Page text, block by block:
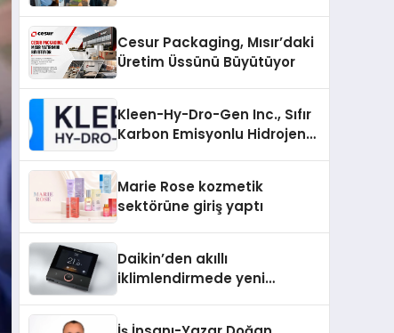
Cesur Packaging, Mısır’daki
Üretim Üssünü Büyütüyor
Kleen-Hy-Dro-Gen Inc., Sıfır
Karbon Emisyonlu Hidrojen
Aldı
Marie Rose kozmetik
sektörüne giriş yaptı
Daikin’den akıllı
iklimlendirmede yeni